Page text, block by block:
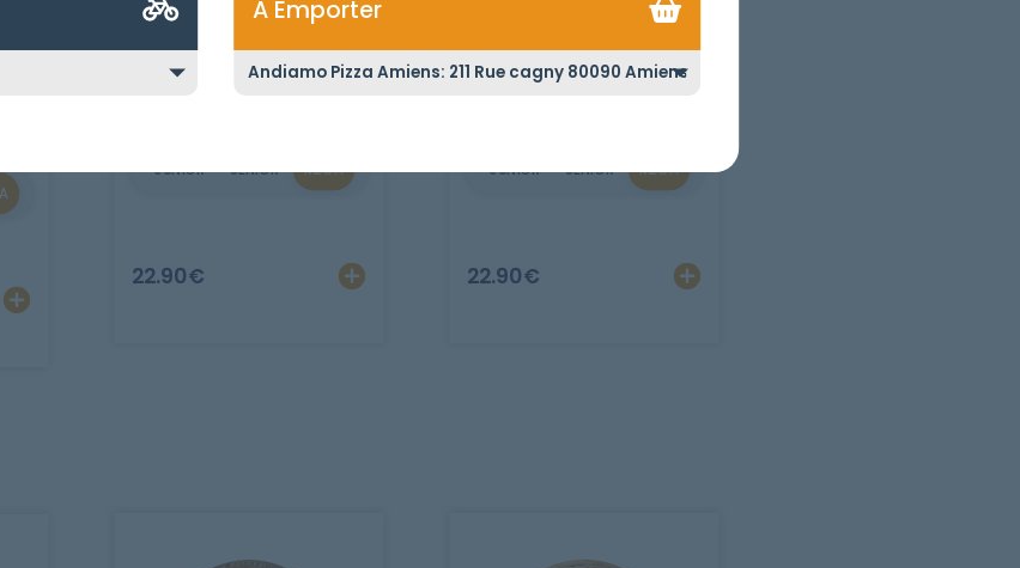
Ajouter Personnaliser
HAWAIENNE
JUNIOR SENIOR MEGA
22.90€ Ajouter Personnaliser
3 JAMBONS
Tomate, mozzarella, épaule,
JUNIOR SENIOR MEGA
22.90€
A Emporter